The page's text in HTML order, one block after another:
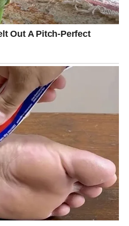
prilike
upravo kroz te nepredvidive
prilika i uspjeha.
i danas popularna?
pronaći odgovore o životu,
i različita mistična
dokaza da horoskopski znak
u ovakvim pričama pronalaze
vjeru da se stvari mogu
ljude da više razmišljaju o